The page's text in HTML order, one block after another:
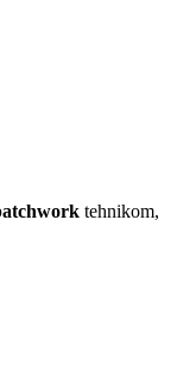
tehnikom,